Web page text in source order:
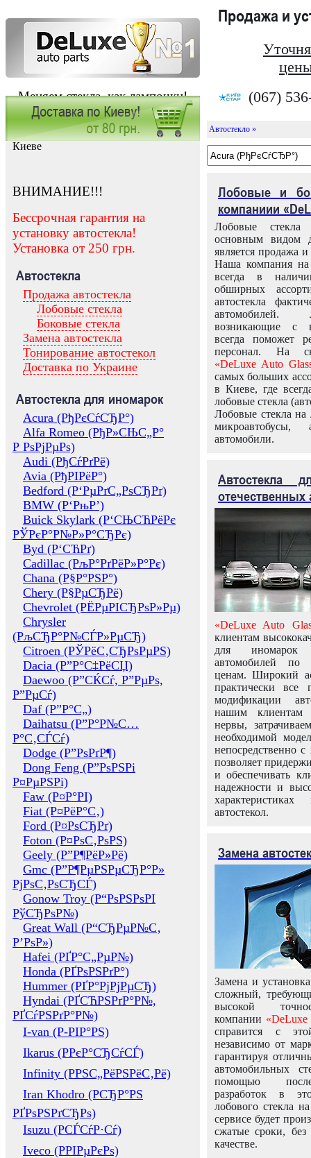
Меняем стекла, как лампочки!
Продажа и
(067)
Заказать установку автостекла в
Киеве
ВНИМАНИЕ!!!
Бессрочная гарантия на
установку автостекла!
Установка от 250 грн.
Автостекла
Продажа автостекла
Лобовые стекла
Боковые стекла
Замена автостекла
Тонирование автостекол
Доставка по Украине
Автостекла для иномарок
Acura (РђРєСѓСЂР°)
Alfa Romeo (РђР»СЊС„Р°
Р РѕРјРµРѕ)
Audi (РђСѓРґРё)
Avia (РђРІРёР°)
Bedford (Р‘РµРґС„РѕСЂРґ)
BMW (Р‘РњР’)
Buick Skylark (Р‘СЊСЋРёРє
РЎРєР°Р№Р»Р°СЂРє)
Byd (Р‘СЋРґ)
Cadillac (РљР°РґРёР»Р°Рє)
Chana (Р§Р°РЅР°)
Chery (Р§РµСЂРё)
Chevrolet (РЁРµРІСЂРѕР»Рµ)
Chrysler
(РљСЂР°Р№СЃР»РµСЂ)
Citroen (РЎРёС‚СЂРѕРµРЅ)
Dacia (Р”Р°С‡РёСЏ)
Daewoo (Р”СЌСѓ, Р”РµРѕ,
Р”РµСѓ)
Daf (Р”Р°С„)
Daihatsu (Р”Р°Р№С…
Р°С‚СЃСѓ)
Dodge (Р”РѕРґР¶)
Dong Feng (Р”РѕРЅРі
Р¤РµРЅРі)
Faw (Р¤Р°РІ)
Fiat (Р¤РёР°С‚)
Ford (Р¤РѕСЂРґ)
Foton (Р¤РѕС‚РѕРЅ)
Geely (Р”Р¶РёР»Рё)
Gmc (Р”Р¶РµРЅРµСЂР°Р»
РјРѕС‚РѕСЂСЃ)
Gonow Troy (Р“РѕРЅРѕРІ
РўСЂРѕР№)
Great Wall (Р“СЂРµР№С‚
Р’РѕР»)
Hafei (РҐР°С„РµР№)
Honda (РҐРѕРЅРґР°)
Hummer (РҐР°РјРјРµСЂ)
Hyndai (РҐСЋРЅРґР°Р№,
РҐСѓРЅРґР°Р№)
I-van (Р-РІР°РЅ)
Ikarus (РРєР°СЂСѓСЃ)
Infinity (РРЅС„РёРЅРёС‚Рё)
Iran Khodro (РСЂР°РЅ
РҐРѕРЅРґСЂРѕ)
Isuzu (РСЃСѓР·Сѓ)
Iveco (РРІРµРєРѕ)
Автостекло »
Лобовые и
компаниии
Лобовые
основным видом
является продажа и
Наша компания на
всегда в
обширных
автостекла
возникающие с
всегда поможет
персонал. На
«DeLuxe Auto
самых больших
в Киеве, где
лобовые стекла
Лобовые стекла на
микроавтобусы,
автомобили.
Автостекла
отечественных
«DeLuxe Auto
клиентам
для иномарок
автомобилей
ценам. Широкий
практически все
модификации
нашим клиентам
нервы,
необходимой
непосредственно
позволяет
и обеспечивать
надежности и
автостекол.
Замена
Замена и
сложный,
высокой
компании «DeLuxe
справится с
независимо от
гарантируя
автомобильных
помощью
разработок в
лобового стекла
сервисе будет
сжатые сроки,
качестве.